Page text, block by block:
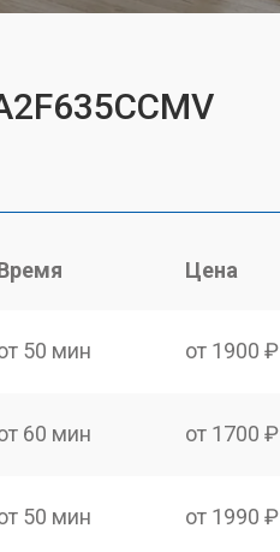
Цена
50 мин от 1900 ₽
60 мин от 1700 ₽
50 мин от 1990 ₽